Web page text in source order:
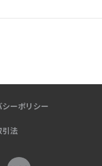
シーポリシー
引法